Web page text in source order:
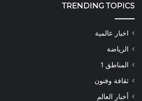
TRENDING TOPICS
اخبار عالمية
الرياضة
المناطق 1
ثقافة وفنون
أخبار العالم